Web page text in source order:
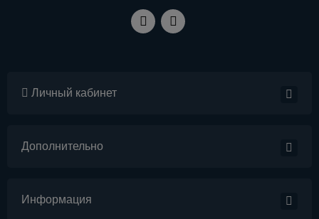
Личный кабинет
Дополнительно
Информация